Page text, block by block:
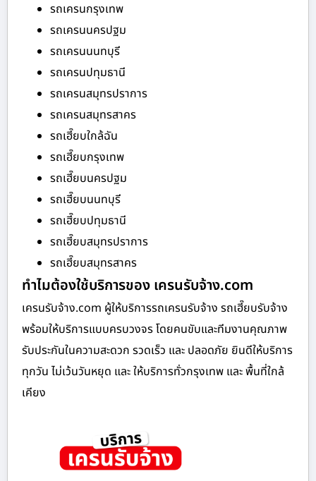
รถเครนกรุงเทพ
รถเครนนครปฐม
รถเครนนนทบุรี
รถเครนปทุมธานี
รถเครนสมุทรปราการ
รถเครนสมุทรสาคร
รถเฮี๊ยบใกล้ฉัน
รถเฮี๊ยบกรุงเทพ
รถเฮี๊ยบนครปฐม
รถเฮี๊ยบนนทบุรี
รถเฮี๊ยบปทุมธานี
รถเฮี๊ยบสมุทรปราการ
รถเฮี๊ยบสมุทรสาคร
ทำไมต้องใช้บริการของ เครนรับจ้าง.com
เครนรับจ้าง.com ผู้ให้บริการรถเครนรับจ้าง รถเฮี๊ยบรับจ้าง
พร้อมให้บริการแบบครบวงจร โดยคนขับและทีมงานคุณภาพ
รับประกันในความสะดวก รวดเร็ว และ ปลอดภัย ยินดีให้บริการ
ทุกวัน ไม่เว้นวันหยุด และ ให้บริการทั่วกรุงเทพ และ พื้นที่ใกล้
เคียง